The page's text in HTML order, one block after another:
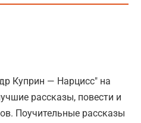
Куприн — Нарцисс" на
рассказы, повести и
Поучительные рассказы